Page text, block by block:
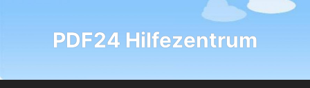
PDF24 Hilfezentrum